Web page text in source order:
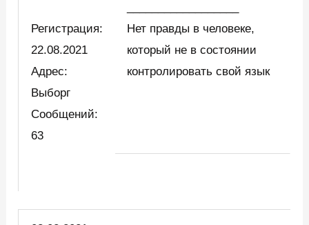
Регистрация:
22.08.2021
Адрес:
Выборг
Сообщений:
63
Нет правды в человеке,
который не в состоянии
контролировать свой язык